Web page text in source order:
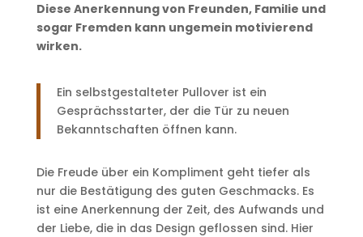
Diese Anerkennung von Freunden, Familie und
sogar Fremden kann ungemein motivierend
wirken.
Ein selbstgestalteter Pullover ist ein
Gesprächsstarter, der die Tür zu neuen
Bekanntschaften öffnen kann.
Die Freude über ein Kompliment geht tiefer als
nur die Bestätigung des guten Geschmacks. Es
ist eine Anerkennung der Zeit, des Aufwands und
der Liebe, die in das Design geflossen sind. Hier